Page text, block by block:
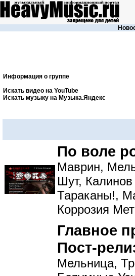
Информация о группе
Искать видео на YouTube
Искать музыку на Музыка.Яндекс
По воле
Маврин,
Шут,
Тараканы!,
Коррозия
Главное
Пост-
Мельница,